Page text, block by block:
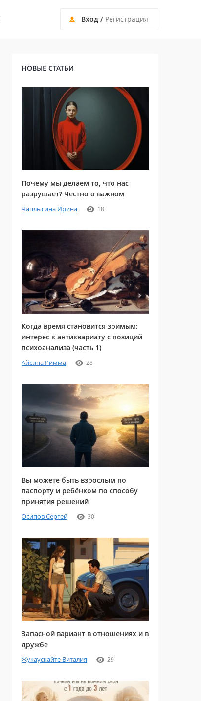
Вход / Регистрация
НОВЫЕ СТАТЬИ
Почему мы делаем то, что нас
разрушает? Честно о важном
Чаплыгина Ирина 18
Когда время становится зримым:
интерес к антиквариату с позиций
психоанализа (часть 1)
Айсина Римма 28
Вы можете быть взрослым по
паспорту и ребёнком по способу
принятия решений
Осипов Сергей 30
Запасной вариант в отношениях и в
дружбе
Жукаускайте Виталия 29